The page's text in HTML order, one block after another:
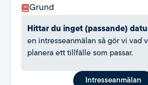
Grund
Hittar du inget (passande)
en intresseanmälan så gör vi vad
planera ett tillfälle som passar.
Intresseanmälan